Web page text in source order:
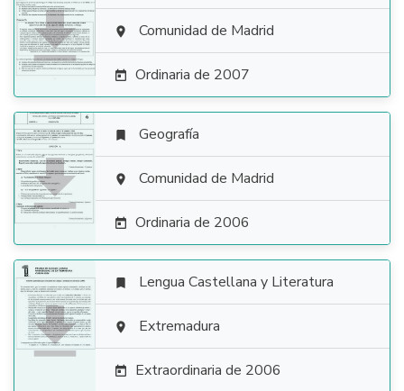
  Comunidad de Madrid
 Ordinaria de 2007

 Geografía
 Comunidad de Madrid
 Ordinaria de 2006

 Lengua Castellana y Literatura
 Extremadura
 Extraordinaria de 2006